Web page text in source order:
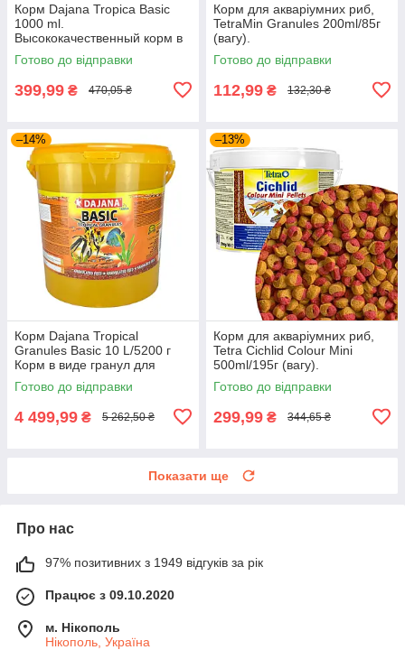
Корм Dajana Tropica Basic
1000 ml.
Высококачественный корм в
виде хлопьев для всех видов
декоративных рыбок
Готово до відправки
399,99 ₴ 470,05 ₴
Корм для акваріумних риб,
TetraMin Granules 200ml/85г
(вагу).
Готово до відправки
112,99 ₴ 132,30 ₴
–14%
Корм Dajana Tropical
Granules Basic 10 L/5200 г
Корм в виде гранул для
тропических аквариумных
рыб
Готово до відправки
4 499,99 ₴ 5 262,50 ₴
–13%
Корм для акваріумних риб,
Tetra Cichlid Colour Mini
500ml/195г (вагу).
Готово до відправки
299,99 ₴ 344,65 ₴
Показати ще
Про нас
97% позитивних з 1949 відгуків за рік
Працює з 09.10.2020
м. Нікополь
Нікополь, Україна